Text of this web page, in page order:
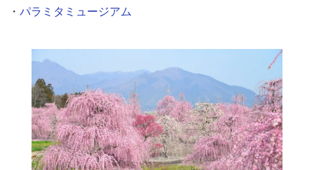
・ パラミタミュージアム